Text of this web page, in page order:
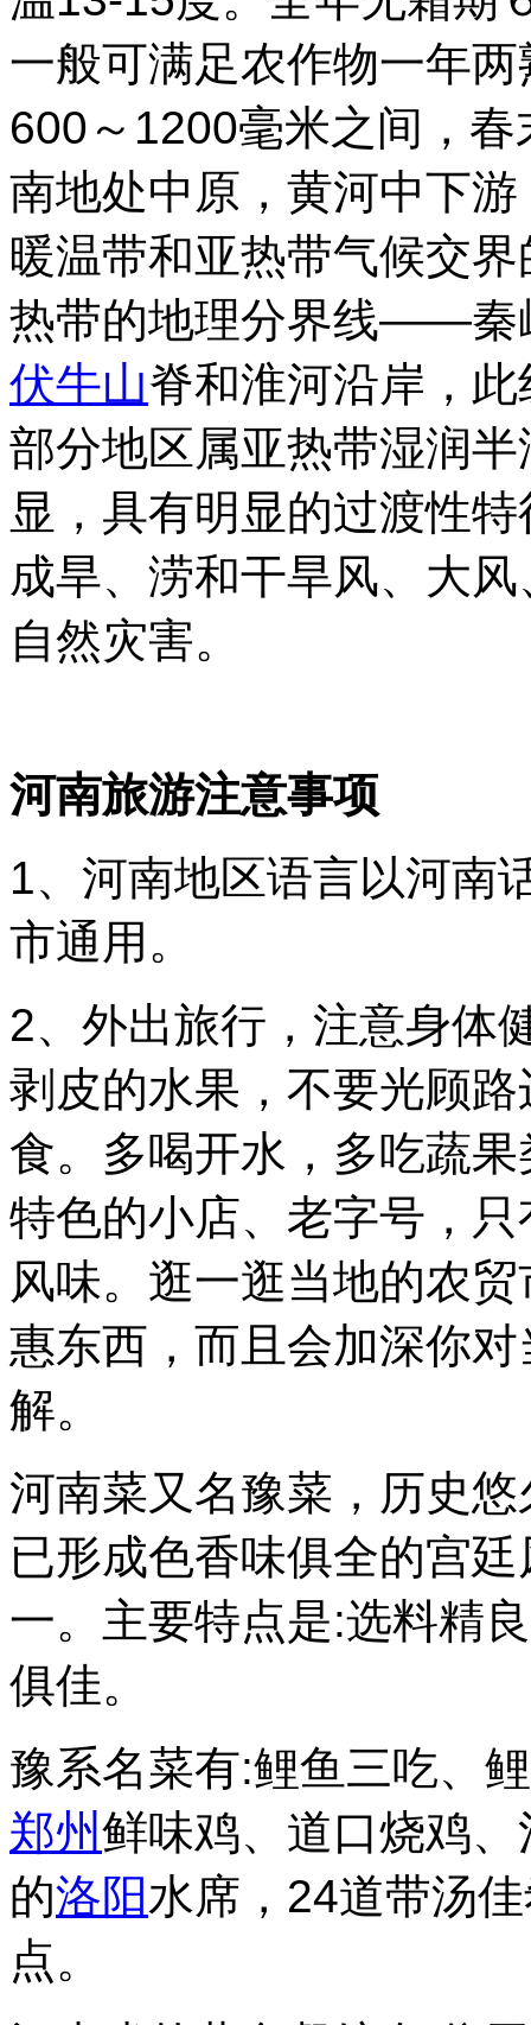
一般可满足农作物一年
600～1200毫米之间，
南地处中原，黄河中下
暖温带和亚热带气候交
热带的地理分界线——
伏牛山脊和淮河沿岸，
部分地区属亚热带湿润
显，具有明显的过渡性
成旱、涝和干旱风、大
自然灾害。
河南旅游注意事项
1、河南地区语言以河南
市通用。
2、外出旅行，注意身体
剥皮的水果，不要光顾
食。多喝开水，多吃蔬
特色的小店、老字号，
风味。逛一逛当地的农
惠东西，而且会加深你
解。
河南菜又名豫菜，历史
已形成色香味俱全的宫
一。主要特点是:选料精
俱佳。
豫系名菜有:鲤鱼三吃、
郑州鲜味鸡、道口烧鸡
的洛阳水席，24道带汤
点。